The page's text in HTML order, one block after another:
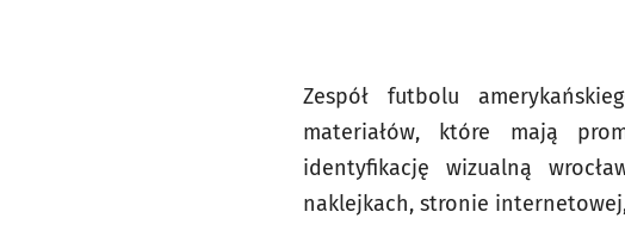
Zespół futbolu
materiałów, które mają
identyfikację wizualną
naklejkach, stronie